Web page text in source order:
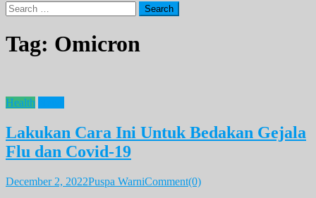
Search
for:
Tag: Omicron
Health
Lakukan Cara Ini Untuk Bedakan Gejala
Flu dan Covid-19
December 2, 2022Puspa WarniComment(0)